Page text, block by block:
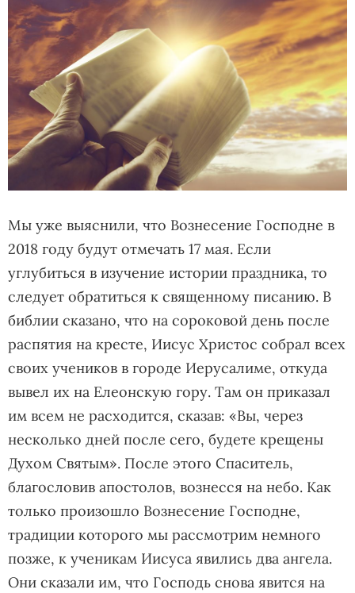
Мы уже выяснили, что Вознесение Господне в
2018 году будут отмечать 17 мая. Если
углубиться в изучение истории праздника, то
следует обратиться к священному писанию. В
библии сказано, что на сороковой день после
распятия на кресте, Иисус Христос собрал всех
своих учеников в городе Иерусалиме, откуда
вывел их на Елеонскую гору. Там он приказал
им всем не расходится, сказав: «Вы, через
несколько дней после сего, будете крещены
Духом Святым». После этого Спаситель,
благословив апостолов, вознесся на небо. Как
только произошло Вознесение Господне,
традиции которого мы рассмотрим немного
позже, к ученикам Иисуса явились два ангела.
Они сказали им, что Господь снова явится на